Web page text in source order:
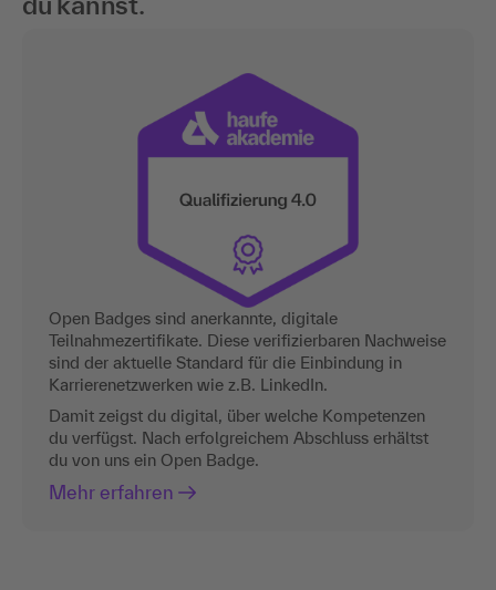
Open Badges sind anerkannte, digitale
Teilnahmezertifikate. Diese verifizierbaren Nachweise
sind der aktuelle Standard für die Einbindung in
Karrierenetzwerken wie z.B. LinkedIn.
Damit zeigst du digital, über welche Kompetenzen
du verfügst. Nach erfolgreichem Abschluss erhältst
du von uns ein Open Badge.
Mehr erfahren